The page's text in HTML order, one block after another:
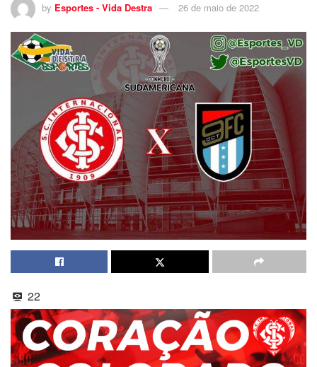
by Esportes - Vida Destra 26 de maio de 2022
22